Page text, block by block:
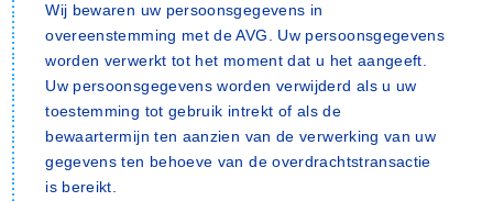
Wij bewaren uw persoonsgegevens in
overeenstemming met de AVG. Uw persoonsgegevens
worden verwerkt tot het moment dat u het aangeeft.
Uw persoonsgegevens worden verwijderd als u uw
toestemming tot gebruik intrekt of als de
bewaartermijn ten aanzien van de verwerking van uw
gegevens ten behoeve van de overdrachtstransactie
is bereikt.